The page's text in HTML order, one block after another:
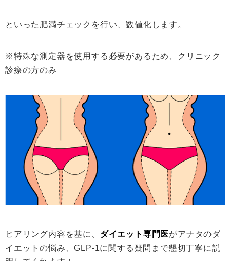
といった肥満チェックを行い、数値化します。
※特殊な測定器を使用する必要があるため、クリニック
診療の方のみ
ヒアリング内容を基に、 ダイエット専門医がアナタのダ
イエットの悩み、GLP-1に関する疑問まで懇切丁寧に説